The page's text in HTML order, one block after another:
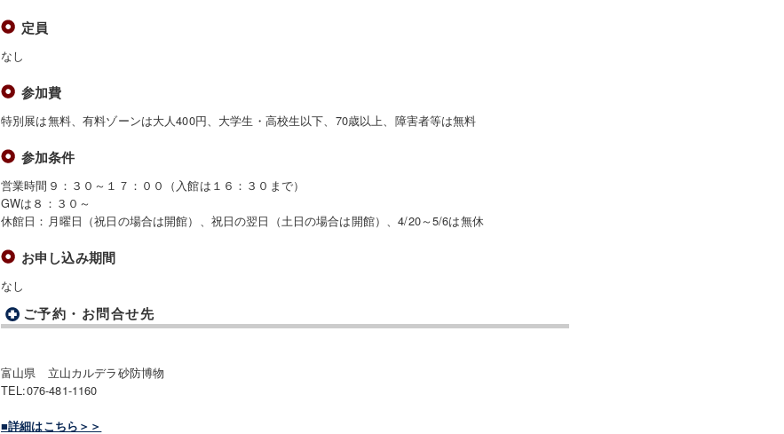
定員
なし
参加費
特別展は無料、有料ゾーンは大人400円、大学生・高校生以下、70歳以上、障害者等は無料
参加条件
営業時間９：３０～１７：００（入館は１６：３０まで）
GWは８：３０～
休館日：月曜日（祝日の場合は開館）、祝日の翌日（土日の場合は開館）、4/20～5/6は無休
お申し込み期間
なし
ご予約・お問合せ先
富山県 立山カルデラ砂防博物
TEL:076-481-1160
■詳細はこちら＞＞